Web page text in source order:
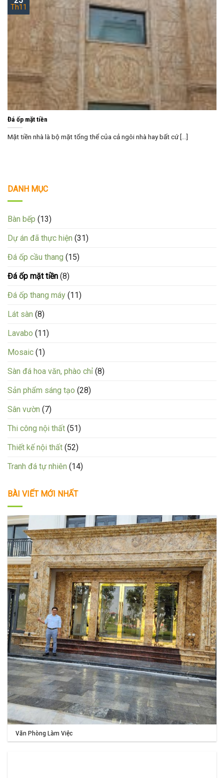
Đá ốp mặt tiền
Mặt tiền nhà là bộ mặt tổng thể của cả ngôi nhà hay bất cứ [...]
Th11
DANH MỤC
Bàn bếp (13)
Dự án đã thực hiện (31)
Đá ốp cầu thang (15)
Đá ốp mặt tiền (8)
Đá ốp thang máy (11)
Lát sàn (8)
Lavabo (11)
Mosaic (1)
Sàn đá hoa văn, phào chỉ (8)
Sản phẩm sáng tạo (28)
Sân vườn (7)
Thi công nội thất (51)
Thiết kế nội thất (52)
Tranh đá tự nhiên (14)
BÀI VIẾT MỚI NHẤT
Văn Phòng Làm Việc